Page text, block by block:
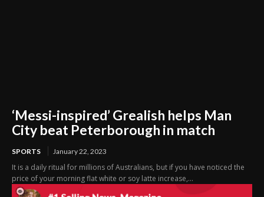
‘Messi-inspired’ Grealish helps Man
City beat Peterborough in match
SPORTS January 22, 2023
It is a daily ritual for millions of Australians, but if you have noticed the
price of your morning flat white or soy latte increase,...